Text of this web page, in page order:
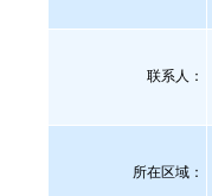
联系人：
所在区域：